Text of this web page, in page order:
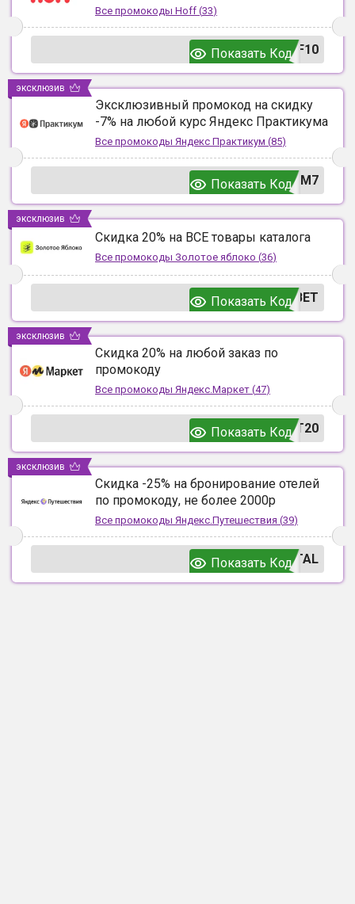
Все промокоды Hoff (33)
F10
Показать Код
Эксклюзивный промокод на скидку
-7% на любой курс Яндекс Практикума
Все промокоды Яндекс Практикум (85)
UM7
Показать Код
эксклюзив
Скидка 20% на ВСЕ товары каталога
Все промокоды Золотое яблоко (36)
ВЕТ
Показать Код
эксклюзив
Скидка 20% на любой заказ по
промокоду
Все промокоды Яндекс.Маркет (47)
T20
Показать Код
эксклюзив
Скидка -25% на бронирование отелей
по промокоду, не более 2000р
Все промокоды Яндекс.Путешествия (39)
TAL
Показать Код
эксклюзив